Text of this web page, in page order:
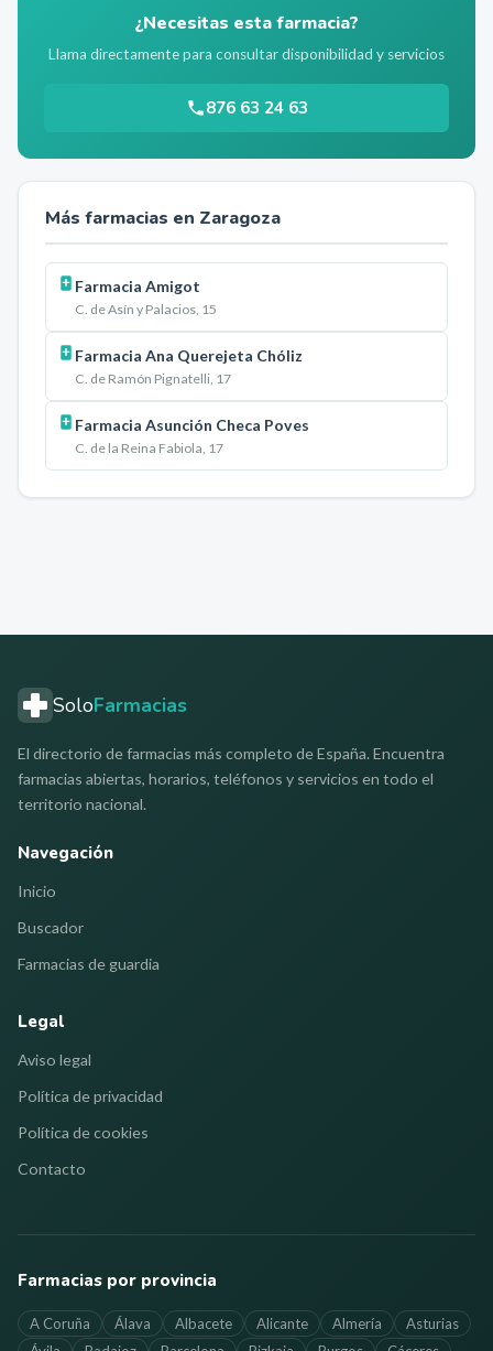
¿Necesitas esta farmacia?
Llama directamente para consultar disponibilidad y servicios
876 63 24 63
Más farmacias en Zaragoza
Farmacia Amigot
C. de Asín y Palacios, 15
Farmacia Ana Querejeta Chóliz
C. de Ramón Pignatelli, 17
Farmacia Asunción Checa Poves
C. de la Reina Fabiola, 17
SoloFarmacias
El directorio de farmacias más completo de España. Encuentra
farmacias abiertas, horarios, teléfonos y servicios en todo el
territorio nacional.
Navegación
Inicio
Buscador
Farmacias de guardia
Legal
Aviso legal
Política de privacidad
Política de cookies
Contacto
Farmacias por provincia
A Coruña Álava Albacete Alicante Almería
Asturias